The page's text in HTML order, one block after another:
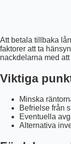
Att betala tillbaka
faktorer att ta
nackdelarna med
Viktiga
Minska
Befrielse från
Eventuella
Alternativa